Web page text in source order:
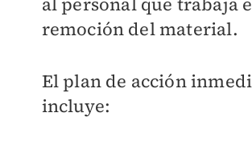
remoción del material.
El plan de acción
incluye: